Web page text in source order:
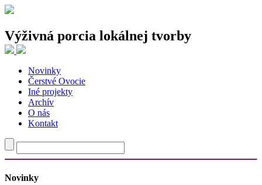
Výživná porcia lokálnej tvorby
Najnovšie články
Traja tvorcovia, jeden spoločný experiment
Nie je to chaos. Len už nie ste cieľová skupina.
Odev ako priestor pre vlastný príbeh
Od fotografie cez oblečenie k budovaniu komunít a späť
Najnovšie komentáre
Novinky
Čerstvé Ovocie
Iné projekty
Archív
O nás
Kontakt
Novinky